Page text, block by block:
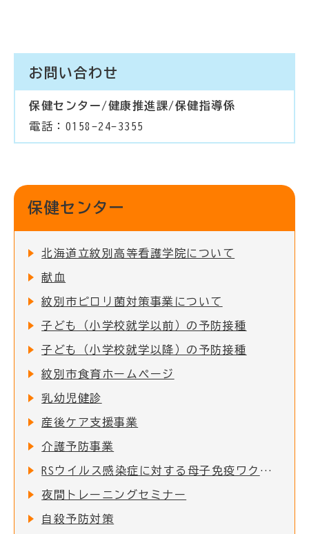
お問い合わせ
保健センター/健康推進課/保健指導係
電話：0158-24-3355
保健センター
北海道立紋別高等看護学院について
献血
紋別市ピロリ菌対策事業について
子ども（小学校就学以前）の予防接種
子ども（小学校就学以降）の予防接種
紋別市食育ホームページ
乳幼児健診
産後ケア支援事業
介護予防事業
RSウイルス感染症に対する母子免疫ワクチンの定期接種の実施について
夜間トレーニングセミナー
自殺予防対策